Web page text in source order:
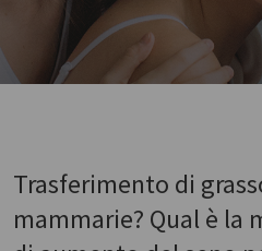
Trasferimento di
mammarie? Qual è la